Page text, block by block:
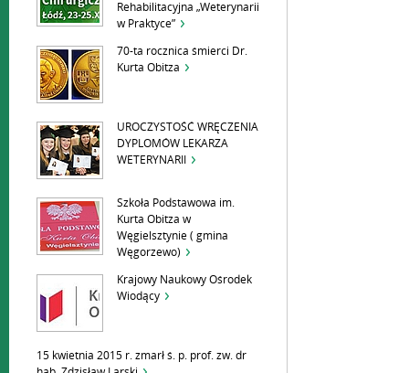
Rehabilitacyjna „Weterynarii
w Praktyce”
70-ta rocznica śmierci Dr.
Kurta Obitza
UROCZYSTOŚĆ WRĘCZENIA
DYPLOMÓW LEKARZA
WETERYNARII
Szkoła Podstawowa im.
Kurta Obitza w
Węgielsztynie ( gmina
Węgorzewo)
Krajowy Naukowy Ośrodek
Wiodący
15 kwietnia 2015 r. zmarł ś. p. prof. zw. dr